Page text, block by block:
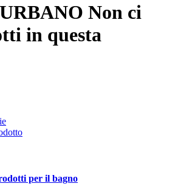
Non ci
in questa
per il bagno